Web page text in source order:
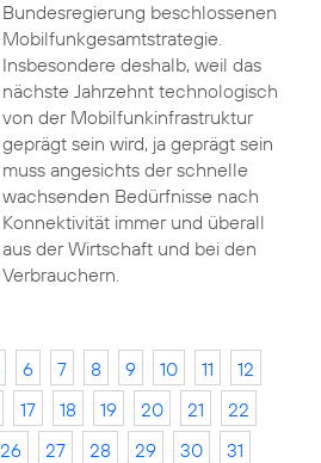
Bundesregierung beschlossenen
Mobilfunkgesamtstrategie.
Insbesondere deshalb, weil das
nächste Jahrzehnt technologisch
von der Mobilfunkinfrastruktur
geprägt sein wird, ja geprägt sein
muss angesichts der schnelle
wachsenden Bedürfnisse nach
Konnektivität immer und überall
aus der Wirtschaft und bei den
Verbrauchern.
6 7 8 9 10 11
12
17 18 19 20 21
22
26 27 28 29 30
31